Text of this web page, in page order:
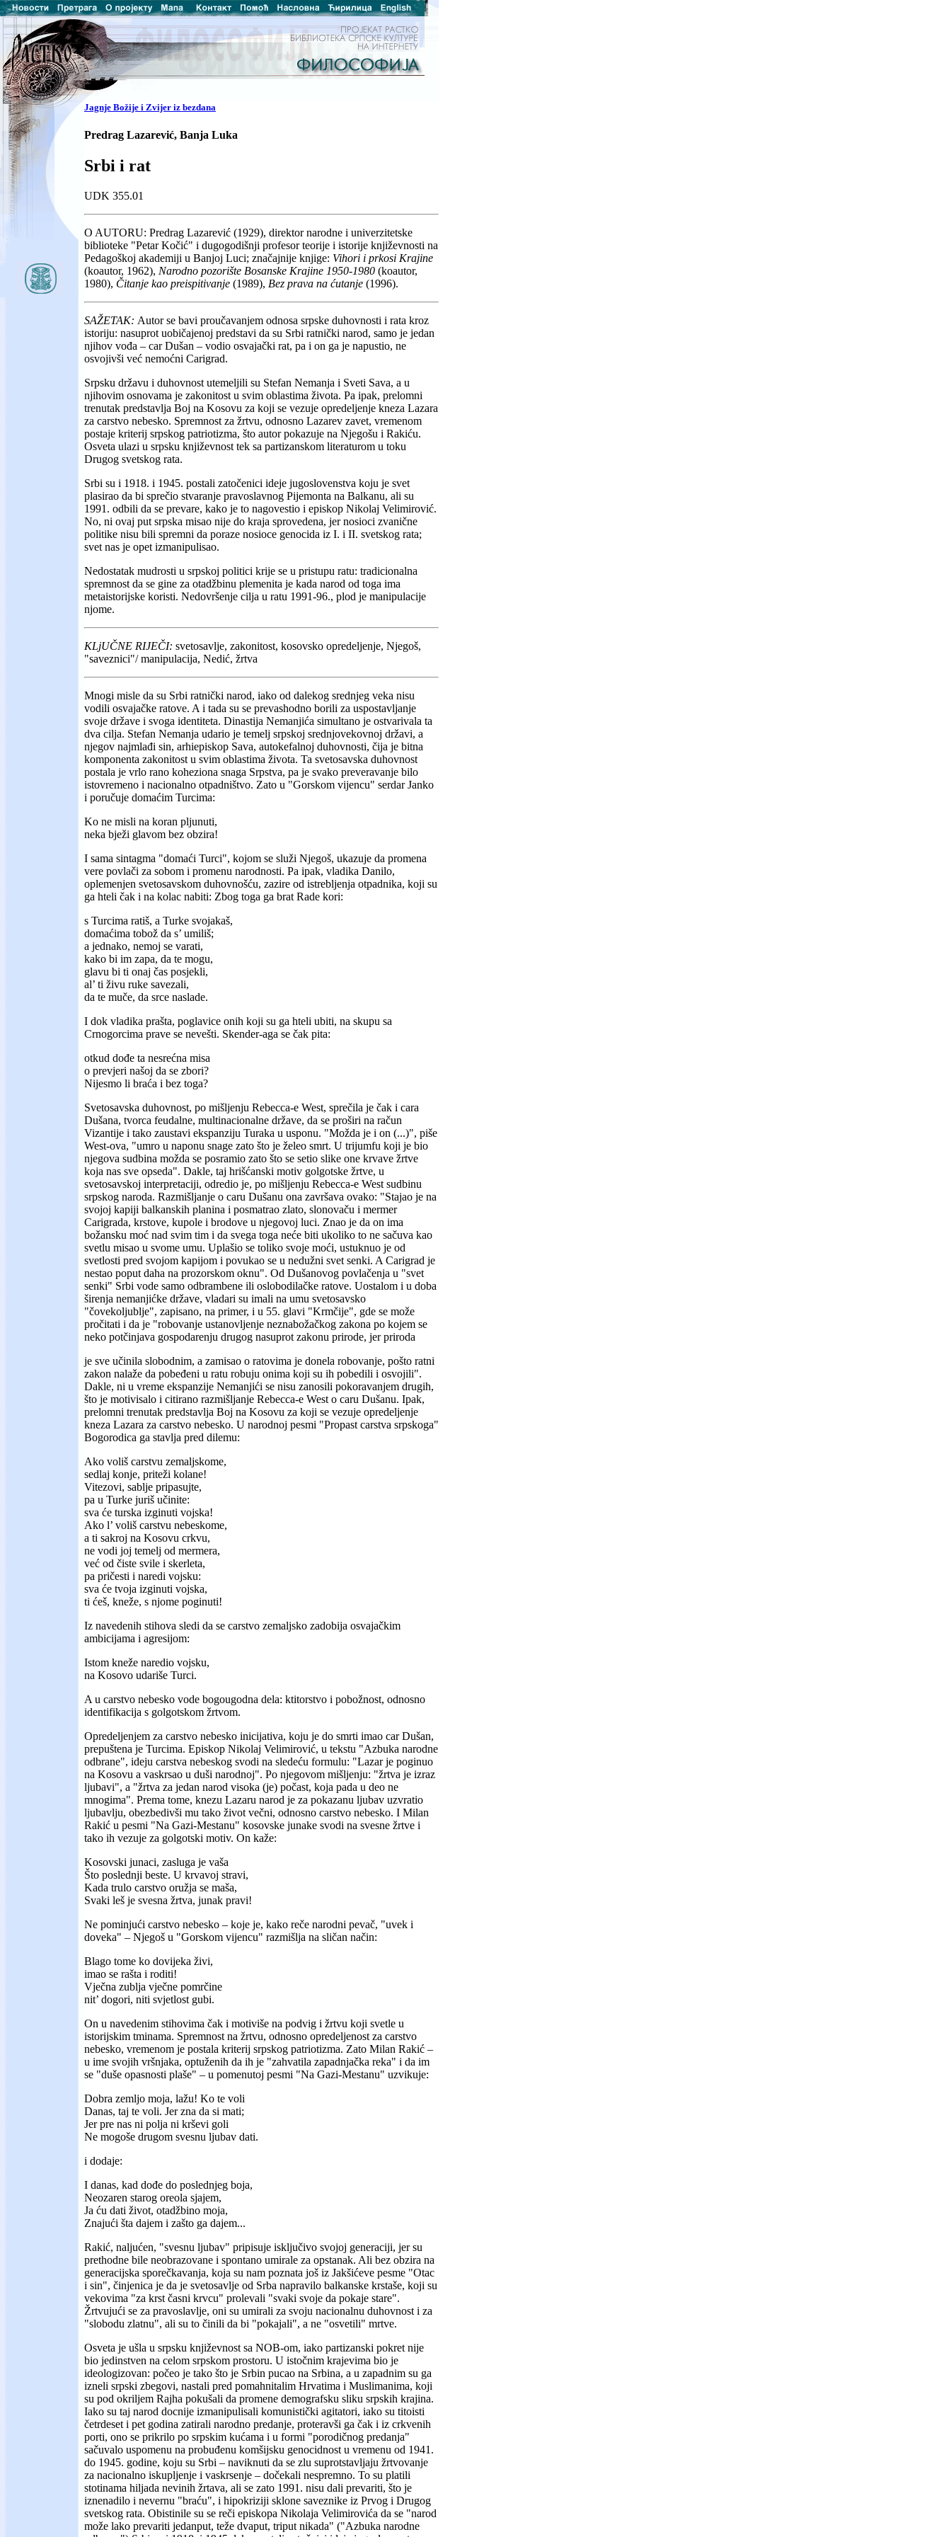
Jagnje Božije i Zvijer iz bezdana
Predrag Lazarević, Banja Luka
Srbi i rat
UDK 355.01
O AUTORU: Predrag Lazarević (1929), direktor narodne i univerzitetske
biblioteke "Petar Kočić" i dugogodišnji profesor teorije i istorije književnosti na
Pedagoškoj akademiji u Banjoj Luci; značajnije knjige: Vihori i prkosi Krajine
(koautor, 1962), Narodno pozorište Bosanske Krajine 1950-1980 (koautor,
1980), Čitanje kao preispitivanje (1989), Bez prava na ćutanje (1996).
SAŽETAK: Autor se bavi proučavanjem odnosa srpske duhovnosti i rata kroz
istoriju: nasuprot uobičajenoj predstavi da su Srbi ratnički narod, samo je jedan
njihov vođa – car Dušan – vodio osvajački rat, pa i on ga je napustio, ne
osvojivši već nemoćni Carigrad.
Srpsku državu i duhovnost utemeljili su Stefan Nemanja i Sveti Sava, a u
njihovim osnovama je zakonitost u svim oblastima života. Pa ipak, prelomni
trenutak predstavlja Boj na Kosovu za koji se vezuje opredeljenje kneza Lazara
za carstvo nebesko. Spremnost za žrtvu, odnosno Lazarev zavet, vremenom
postaje kriterij srpskog patriotizma, što autor pokazuje na Njegošu i Rakiću.
Osveta ulazi u srpsku književnost tek sa partizanskom literaturom u toku
Drugog svetskog rata.
Srbi su i 1918. i 1945. postali zatočenici ideje jugoslovenstva koju je svet
plasirao da bi sprečio stvaranje pravoslavnog Pijemonta na Balkanu, ali su
1991. odbili da se prevare, kako je to nagovestio i episkop Nikolaj Velimirović.
No, ni ovaj put srpska misao nije do kraja sprovedena, jer nosioci zvanične
politike nisu bili spremni da poraze nosioce genocida iz I. i II. svetskog rata;
svet nas je opet izmanipulisao.
Nedostatak mudrosti u srpskoj politici krije se u pristupu ratu: tradicionalna
spremnost da se gine za otadžbinu plemenita je kada narod od toga ima
metaistorijske koristi. Nedovršenje cilja u ratu 1991-96., plod je manipulacije
njome.
KLjUČNE RIJEČI: svetosavlje, zakonitost, kosovsko opredeljenje, Njegoš,
"saveznici"/ manipulacija, Nedić, žrtva
Mnogi misle da su Srbi ratnički narod, iako od dalekog srednjeg veka nisu
vodili osvajačke ratove. A i tada su se prevashodno borili za uspostavljanje
svoje države i svoga identiteta. Dinastija Nemanjića simultano je ostvarivala ta
dva cilja. Stefan Nemanja udario je temelj srpskoj srednjovekovnoj državi, a
njegov najmlađi sin, arhiepiskop Sava, autokefalnoj duhovnosti, čija je bitna
komponenta zakonitost u svim oblastima života. Ta svetosavska duhovnost
postala je vrlo rano koheziona snaga Srpstva, pa je svako preveravanje bilo
istovremeno i nacionalno otpadništvo. Zato u "Gorskom vijencu" serdar Janko
i poručuje domaćim Turcima:
Ko ne misli na koran pljunuti,
neka bježi glavom bez obzira!
I sama sintagma "domaći Turci", kojom se služi Njegoš, ukazuje da promena
vere povlači za sobom i promenu narodnosti. Pa ipak, vladika Danilo,
oplemenjen svetosavskom duhovnošću, zazire od istrebljenja otpadnika, koji su
ga hteli čak i na kolac nabiti: Zbog toga ga brat Rade kori:
s Turcima ratiš, a Turke svojakaš,
domaćima tobož da s’ umiliš;
a jednako, nemoj se varati,
kako bi im zapa, da te mogu,
glavu bi ti onaj čas posjekli,
al’ ti živu ruke savezali,
da te muče, da srce naslade.
I dok vladika prašta, poglavice onih koji su ga hteli ubiti, na skupu sa
Crnogorcima prave se nevešti. Skender-aga se čak pita:
otkud dođe ta nesrećna misa
o prevjeri našoj da se zbori?
Nijesmo li braća i bez toga?
Svetosavska duhovnost, po mišljenju Rebecca-e West, sprečila je čak i cara
Dušana, tvorca feudalne, multinacionalne države, da se proširi na račun
Vizantije i tako zaustavi ekspanziju Turaka u usponu. "Možda je i on (...)", piše
West-ova, "umro u naponu snage zato što je želeo smrt. U trijumfu koji je bio
njegova sudbina možda se posramio zato što se setio slike one krvave žrtve
koja nas sve opseda". Dakle, taj hrišćanski motiv golgotske žrtve, u
svetosavskoj interpretaciji, odredio je, po mišljenju Rebecca-e West sudbinu
srpskog naroda. Razmišljanje o caru Dušanu ona završava ovako: "Stajao je na
svojoj kapiji balkanskih planina i posmatrao zlato, slonovaču i mermer
Carigrada, krstove, kupole i brodove u njegovoj luci. Znao je da on ima
božansku moć nad svim tim i da svega toga neće biti ukoliko to ne sačuva kao
svetlu misao u svome umu. Uplašio se toliko svoje moći, ustuknuo je od
svetlosti pred svojom kapijom i povukao se u nedužni svet senki. A Carigrad je
nestao poput daha na prozorskom oknu". Od Dušanovog povlačenja u "svet
senki" Srbi vode samo odbrambene ili oslobodilačke ratove. Uostalom i u doba
širenja nemanjićke države, vladari su imali na umu svetosavsko
"čovekoljublje", zapisano, na primer, i u 55. glavi "Krmčije", gde se može
pročitati i da je "robovanje ustanovljenje neznabožačkog zakona po kojem se
neko potčinjava gospodarenju drugog nasuprot zakonu prirode, jer priroda
je sve učinila slobodnim, a zamisao o ratovima je donela robovanje, pošto ratni
zakon nalaže da pobeđeni u ratu robuju onima koji su ih pobedili i osvojili".
Dakle, ni u vreme ekspanzije Nemanjići se nisu zanosili pokoravanjem drugih,
što je motivisalo i citirano razmišljanje Rebecca-e West o caru Dušanu. Ipak,
prelomni trenutak predstavlja Boj na Kosovu za koji se vezuje opredeljenje
kneza Lazara za carstvo nebesko. U narodnoj pesmi "Propast carstva srpskoga"
Bogorodica ga stavlja pred dilemu:
Ako voliš carstvu zemaljskome,
sedlaj konje, priteži kolane!
Vitezovi, sablje pripasujte,
pa u Turke juriš učinite:
sva će turska izginuti vojska!
Ako l’ voliš carstvu nebeskome,
a ti sakroj na Kosovu crkvu,
ne vodi joj temelj od mermera,
već od čiste svile i skerleta,
pa pričesti i naredi vojsku:
sva će tvoja izginuti vojska,
ti ćeš, kneže, s njome poginuti!
Iz navedenih stihova sledi da se carstvo zemaljsko zadobija osvajačkim
ambicijama i agresijom:
Istom kneže naredio vojsku,
na Kosovo udariše Turci.
A u carstvo nebesko vode bogougodna dela: ktitorstvo i pobožnost, odnosno
identifikacija s golgotskom žrtvom.
Opredeljenjem za carstvo nebesko inicijativa, koju je do smrti imao car Dušan,
prepuštena je Turcima. Episkop Nikolaj Velimirović, u tekstu "Azbuka narodne
odbrane", ideju carstva nebeskog svodi na sledeću formulu: "Lazar je poginuo
na Kosovu a vaskrsao u duši narodnoj". Po njegovom mišljenju: "žrtva je izraz
ljubavi", a "žrtva za jedan narod visoka (je) počast, koja pada u deo ne
mnogima". Prema tome, knezu Lazaru narod je za pokazanu ljubav uzvratio
ljubavlju, obezbedivši mu tako život večni, odnosno carstvo nebesko. I Milan
Rakić u pesmi "Na Gazi-Mestanu" kosovske junake svodi na svesne žrtve i
tako ih vezuje za golgotski motiv. On kaže:
Kosovski junaci, zasluga je vaša
Što poslednji beste. U krvavoj stravi,
Kada trulo carstvo oružja se maša,
Svaki leš je svesna žrtva, junak pravi!
Ne pominjući carstvo nebesko – koje je, kako reče narodni pevač, "uvek i
doveka" – Njegoš u "Gorskom vijencu" razmišlja na sličan način:
Blago tome ko dovijeka živi,
imao se rašta i roditi!
Vječna zublja vječne pomrčine
nit’ dogori, niti svjetlost gubi.
On u navedenim stihovima čak i motiviše na podvig i žrtvu koji svetle u
istorijskim tminama. Spremnost na žrtvu, odnosno opredeljenost za carstvo
nebesko, vremenom je postala kriterij srpskog patriotizma. Zato Milan Rakić –
u ime svojih vršnjaka, optuženih da ih je "zahvatila zapadnjačka reka" i da im
se "duše opasnosti plaše" – u pomenutoj pesmi "Na Gazi-Mestanu" uzvikuje:
Dobra zemljo moja, lažu! Ko te voli
Danas, taj te voli. Jer zna da si mati;
Jer pre nas ni polja ni krševi goli
Ne mogoše drugom svesnu ljubav dati.
i dodaje:
I danas, kad dođe do poslednjeg boja,
Neozaren starog oreola sjajem,
Ja ću dati život, otadžbino moja,
Znajući šta dajem i zašto ga dajem...
Rakić, naljućen, "svesnu ljubav" pripisuje isključivo svojoj generaciji, jer su
prethodne bile neobrazovane i spontano umirale za opstanak. Ali bez obzira na
generacijska sporečkavanja, koja su nam poznata još iz Jakšićeve pesme "Otac
i sin", činjenica je da je svetosavlje od Srba napravilo balkanske krstaše, koji su
vekovima "za krst časni krvcu" prolevali "svaki svoje da pokaje stare".
Žrtvujući se za pravoslavlje, oni su umirali za svoju nacionalnu duhovnost i za
"slobodu zlatnu", ali su to činili da bi "pokajali", a ne "osvetili" mrtve.
Osveta je ušla u srpsku književnost sa NOB-om, iako partizanski pokret nije
bio jedinstven na celom srpskom prostoru. U istočnim krajevima bio je
ideologizovan: počeo je tako što je Srbin pucao na Srbina, a u zapadnim su ga
izneli srpski zbegovi, nastali pred pomahnitalim Hrvatima i Muslimanima, koji
su pod okriljem Rajha pokušali da promene demografsku sliku srpskih krajina.
Iako su taj narod docnije izmanipulisali komunistički agitatori, iako su titoisti
četrdeset i pet godina zatirali narodno predanje, proteravši ga čak i iz crkvenih
porti, ono se prikrilo po srpskim kućama i u formi "porodičnog predanja"
sačuvalo uspomenu na probuđenu komšijsku genocidnost u vremenu od 1941.
do 1945. godine, koju su Srbi – naviknuti da se zlu suprotstavljaju žrtvovanje
za nacionalno iskupljenje i vaskrsenje – dočekali nespremno. To su platili
stotinama hiljada nevinih žrtava, ali se zato 1991. nisu dali prevariti, što je
iznenadilo i nevernu "braću", i hipokriziji sklone saveznike iz Prvog i Drugog
svetskog rata. Obistinile su se reči episkopa Nikolaja Velimirovića da se "narod
može lako prevariti jedanput, teže dvaput, triput nikada" ("Azbuka narodne